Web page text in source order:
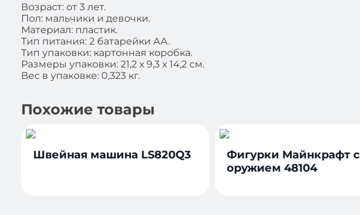
Возраст: от 3 лет.
Пол: мальчики и девочки.
Материал: пластик.
Тип питания: 2 батарейки АА.
Тип упаковки: картонная коробка.
Размеры упаковки: 21,2 х 9,3 х 14,2 см.
Вес в упаковке: 0,323 кг.
Похожие товары
Швейная машина LS820Q3
Фигурки Майнкрафт с
оружием 48104